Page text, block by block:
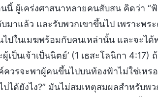
นี้ ผู้เคร่งศาสนาหลายคนสับสน คิดว่า “
มาแล้ว และรับพวกเขาขึ้นไป เพราะพร
ไปในเมฆพร้อมกับคนเหล่านั้น และจะได้
ป็นเจ้าเป็นนิตย์’ (1 เธสะโลนิกา 4:17)
วรจะพาผู้คนขึ้นไปบนท้องฟ้าไม่ใช่เหรอ
ด้ยังไง?” มันไม่สมเหตุสมผลสำหรับพว